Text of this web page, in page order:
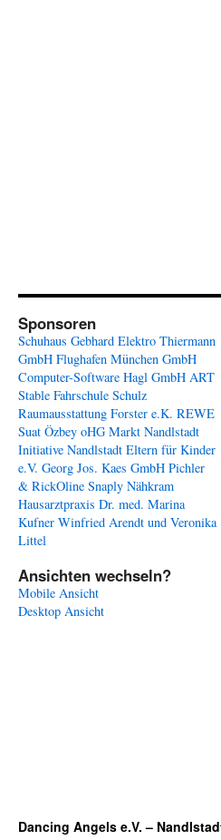
Sponsoren
Schuhaus Gebhard Elektro Thiermann
GmbH Flughafen München GmbH
Computer-Software Hagl GmbH ART
Stable Fahrschule Schulz
Raumausstattung Forster e.K. REWE
Suat Özbey oHG Markt Nandlstadt
Initiative Nandlstadt Eltern für Kinder
e.V. Georg Jos. Kaes GmbH Pichler
& RickOline Snaply Nähkram
Hausarztpraxis Dr. med. Marina
Kufner Winfried Arendt und Veronika
Littel
Ansichten wechseln?
Mobile Ansicht
Desktop Ansicht
Dancing Angels e.V. –